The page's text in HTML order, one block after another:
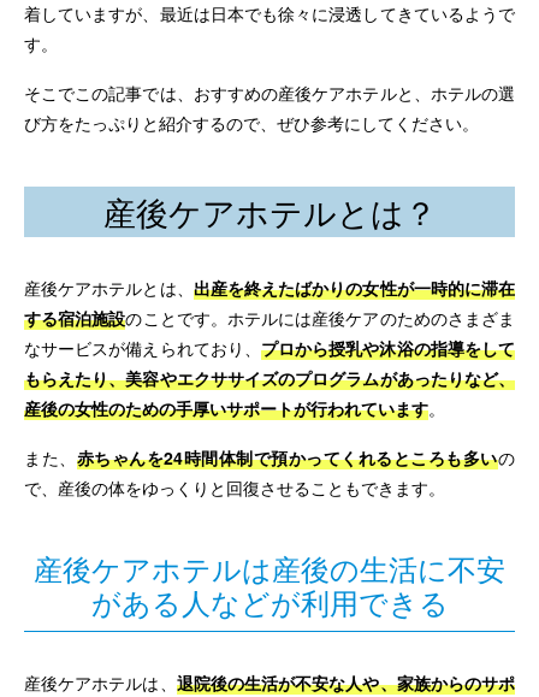
着していますが、最近は日本でも徐々に浸透してきているようで
す。
そこでこの記事では、おすすめの産後ケアホテルと、ホテルの選
び方をたっぷりと紹介するので、ぜひ参考にしてください。
産後ケアホテルとは？
産後ケアホテルとは、 出産を終えたばかりの女性が一時的に滞在
する宿泊施設のことです。ホテルには産後ケアのためのさまざま
なサービスが備えられており、 プロから授乳や沐浴の指導をして
もらえたり、美容やエクササイズのプログラムがあったりなど、
産後の女性のための手厚いサポートが行われています。
また、 赤ちゃんを24時間体制で預かってくれるところも多いの
で、産後の体をゆっくりと回復させることもできます。
産後ケアホテルは産後の生活に不安
がある人などが利用できる
産後ケアホテルは、 退院後の生活が不安な人や、家族からのサポ